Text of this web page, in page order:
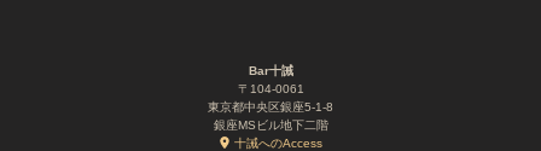
Bar十誡
〒104-0061
東京都中央区銀座5-1-8
銀座MSビル地下二階
十誡へのAccess